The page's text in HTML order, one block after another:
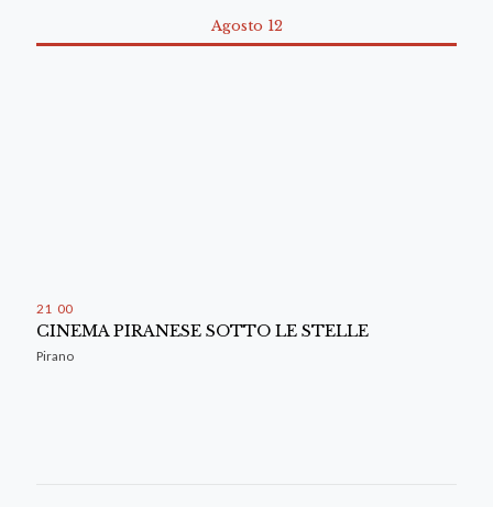
Agosto 12
21 00
CINEMA PIRANESE SOTTO LE STELLE
Pirano